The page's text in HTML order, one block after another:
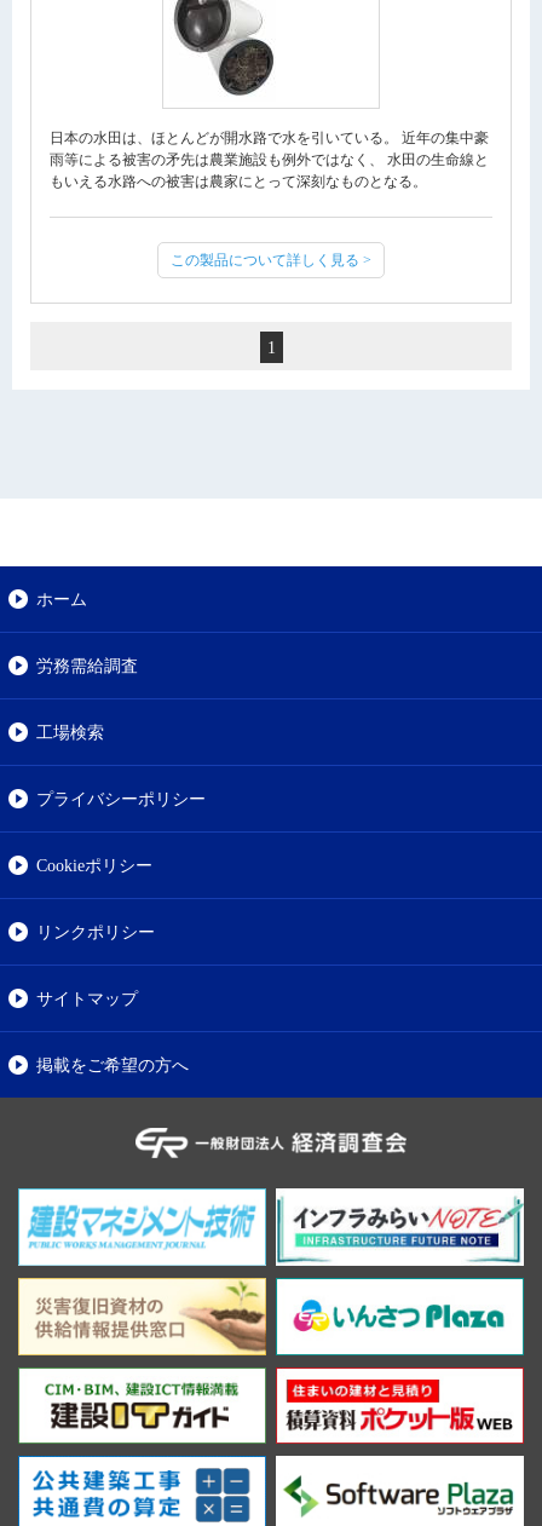
日本の水田は、ほとんどが開水路で水を引いている。 近年の集中豪
雨等による被害の矛先は農業施設も例外ではなく、 水田の生命線と
もいえる水路への被害は農家にとって深刻なものとなる。
この製品について詳しく見る >
1
ホーム
労務需給調査
工場検索
プライバシーポリシー
Cookieポリシー
リンクポリシー
サイトマップ
掲載をご希望の方へ